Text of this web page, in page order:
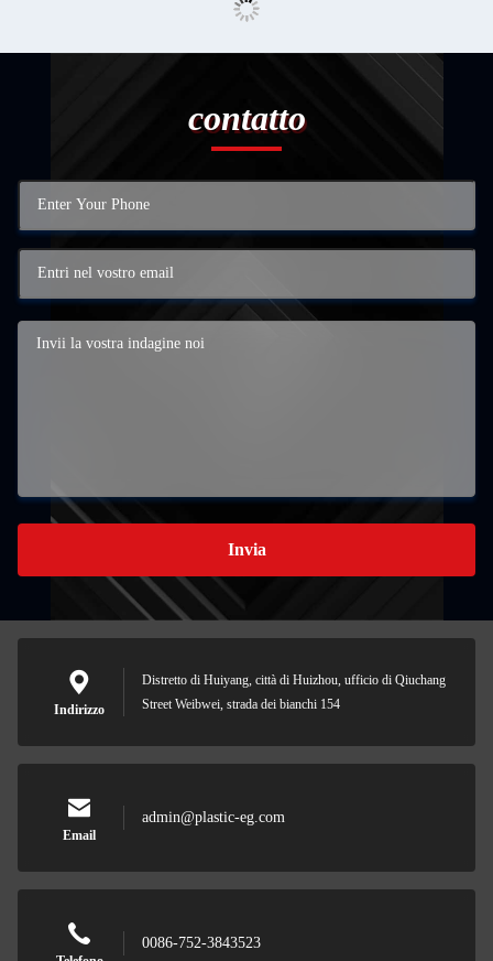
contatto
Invia
Indirizzo
Distretto di Huiyang, città di Huizhou, ufficio di Qiuchang
Street Weibwei, strada dei bianchi 154
Email
admin@plastic-eg.com
0086-752-3843523